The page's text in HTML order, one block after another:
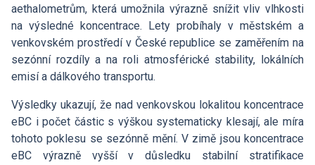
aethalometrům, která umožnila výrazně snížit vliv vlhkosti
na výsledné koncentrace. Lety probíhaly v městském a
venkovském prostředí v České republice se zaměřením na
sezónní rozdíly a na roli atmosférické stability, lokálních
emisí a dálkového transportu.
Výsledky ukazují, že nad venkovskou lokalitou koncentrace
eBC i počet částic s výškou systematicky klesají, ale míra
tohoto poklesu se sezónně mění. V zimě jsou koncentrace
eBC výrazně vyšší v důsledku stabilní stratifikace